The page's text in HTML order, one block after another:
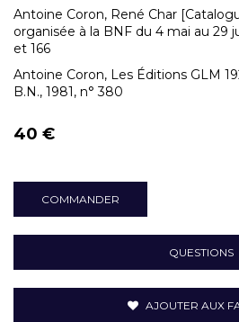
Antoine Coron, René Char
organisée à la BNF du 4 mai au 29
et 166
Antoine Coron, Les Éditions GLM
B.N., 1981, n° 380
40 €
COMMANDER
QUESTIONS
AJOUTER AUX